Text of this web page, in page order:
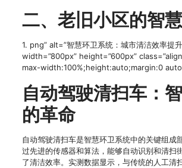
二、老旧小区的智
1. png” alt=”智慧环卫系统：城市清洁效率提
width=”800px” height=”600px”
max-width:100%;height:auto;margin:0
自动驾驶清扫车：
的革命
自动驾驶清扫车是智慧环卫系统中的关键组成
过先进的传感器和算法，能够自动识别和清扫
了清洁效率。实测数据显示，与传统的人工清